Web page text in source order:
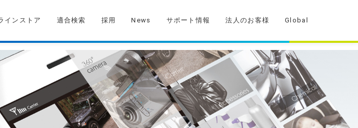
インストア 適合検索 採用 News サポート情報 法人のお客様 Global